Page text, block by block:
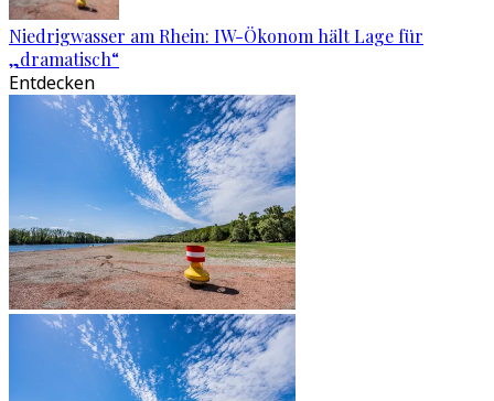
Niedrigwasser am Rhein: IW-Ökonom hält Lage für
„dramatisch“
Entdecken